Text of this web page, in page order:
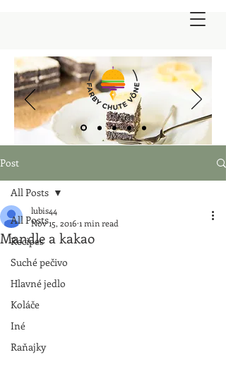
Post
All Posts
Recipes
Suché pečivo
Hlavné jedlo
Koláče
Iné
Raňajky
All Posts
Mandle a kakao
lubis44
Nov 15, 2016 1 min read